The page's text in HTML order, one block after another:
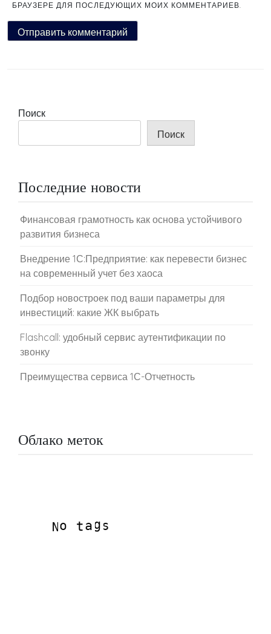
БРАУЗЕРЕ ДЛЯ ПОСЛЕДУЮЩИХ МОИХ КОММЕНТАРИЕВ.
Поиск
Поиск
Последние новости
Финансовая грамотность как основа устойчивого
развития бизнеса
Внедрение 1С:Предприятие: как перевести бизнес
на современный учет без хаоса
Подбор новостроек под ваши параметры для
инвестиций: какие ЖК выбрать
Flashcall: удобный сервис аутентификации по
звонку
Преимущества сервиса 1С-Отчетность
Облако меток